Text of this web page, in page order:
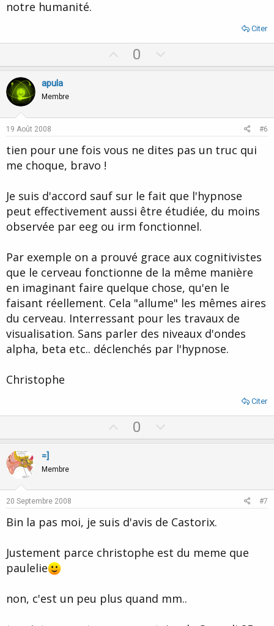
notre humanité.
Citer
p
0
o
e
apula
Membre
19 Août 2008 #6
tien pour une fois vous ne dites pas un truc qui
me choque, bravo !
Je suis d'accord sauf sur le fait que l'hypnose
peut effectivement aussi être étudiée, du moins
observée par eeg ou irm fonctionnel.
Par exemple on a prouvé grace aux cognitivistes
que le cerveau fonctionne de la même manière
en imaginant faire quelque chose, qu'en le
faisant réellement. Cela "allume" les mêmes aires
du cerveau. Interressant pour les travaux de
visualisation. Sans parler des niveaux d'ondes
alpha, beta etc.. déclenchés par l'hypnose.
Christophe
Citer
p
t
0
o
v
t
e
=]
Membre
20 Septembre 2008 #7
Bin la pas moi, je suis d'avis de Castorix.
Justement parce christophe est du meme que
paulelie
non, c'est un peu plus quand mm..